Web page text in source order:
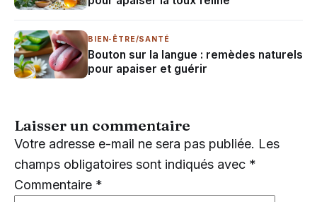
BIEN-ÊTRE/SANTÉ
Bouton sur la langue : remèdes naturels
pour apaiser et guérir
Laisser un commentaire
Votre adresse e-mail ne sera pas publiée. Les
champs obligatoires sont indiqués avec *
Commentaire *